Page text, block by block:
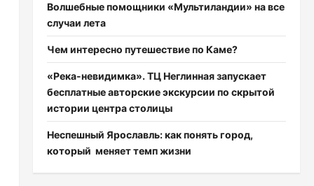
Волшебные помощники «Мультиландии» на все
случаи лета
Чем интересно путешествие по Каме?
«Река-невидимка». ТЦ Неглинная запускает
бесплатные авторские экскурсии по скрытой
истории центра столицы
Неспешный Ярославль: как понять город,
который меняет темп жизни